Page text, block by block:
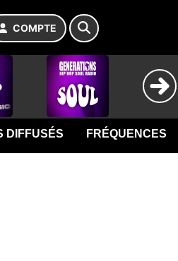
COMPTE
DIFFUSÉS FRÉQUENCES